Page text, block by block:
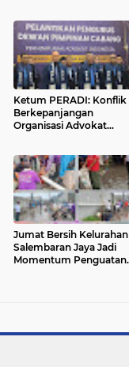
Ketum PERADI: Konflik
Berkepanjangan
Organisasi Advokat
Tuntas
Jumat Bersih Kelurahan
Salembaran Jaya Jadi
Momentum Penguatan